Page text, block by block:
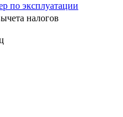
по эксплуатации
налогов